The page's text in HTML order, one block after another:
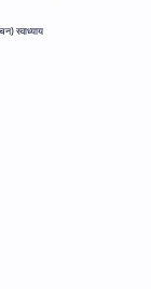
स्वाध्याय